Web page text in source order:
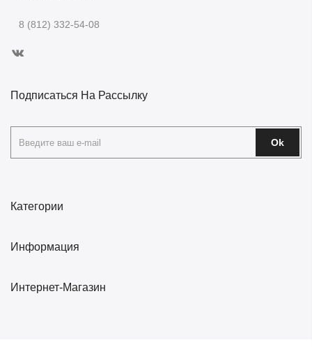
8 (812) 332-54-08
Категории
Информация
Интернет-Магазин
Подписаться На Рассылку
Ok